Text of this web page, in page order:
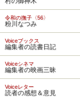
令和の撫子〈56〉
粉川なつみ
Voiceブックス
編集者の読書日記
Voiceシネマ
編集者の映画三昧
Voiceレター
読者の感想＆意見